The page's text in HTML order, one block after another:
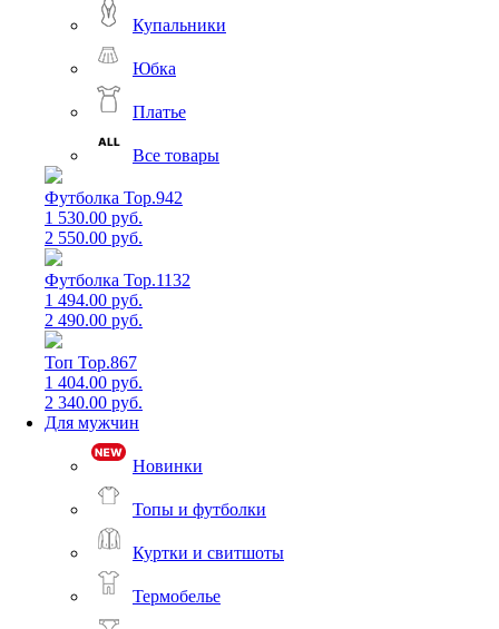
Купальники
Юбка
Платье
Все товары
Футболка Top.942
1 530.00 руб.
2 550.00 руб.
Футболка Top.1132
1 494.00 руб.
2 490.00 руб.
Топ Top.867
1 404.00 руб.
2 340.00 руб.
Для мужчин
Новинки
Топы и футболки
Куртки и свитшоты
Термобелье